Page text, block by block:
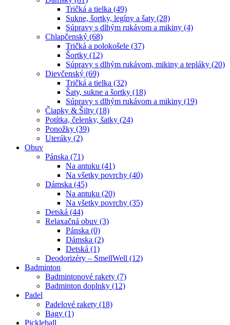
Tričká a tielka (49)
Sukne, šortky, legíny a šaty (28)
Súpravy s dlhým rukávom a mikiny (4)
Chlapčenský (68)
Tričká a polokošele (37)
Šortky (12)
Súpravy s dlhým rukávom, mikiny a tepláky (20)
Dievčenský (69)
Tričká a tielka (32)
Šaty, sukne a šortky (18)
Súpravy s dlhým rukávom a mikiny (19)
Čiapky & Šilty (18)
Potítka, čelenky, šatky (24)
Ponožky (39)
Uteráky (2)
Obuv
Pánska (71)
Na antuku (41)
Na všetky povrchy (40)
Dámska (45)
Na antuku (20)
Na všetky povrchy (35)
Detská (44)
Relaxačná obuv (3)
Pánska (0)
Dámska (2)
Detská (1)
Deodorizéry – SmellWell (12)
Badminton
Badmintonové rakety (7)
Badminton doplnky (12)
Padel
Padelové rakety (18)
Bagy (1)
Pickleball